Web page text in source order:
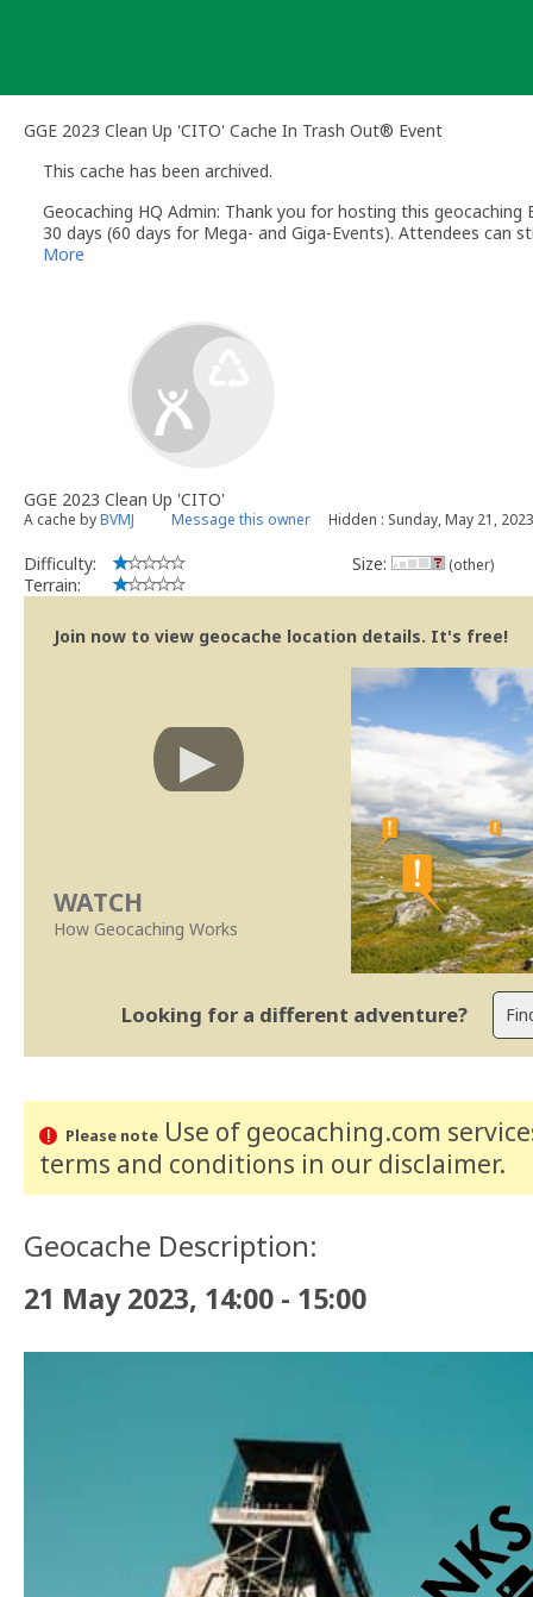
GGE 2023 Clean Up 'CITO' Cache In Trash Out® Event
This cache has been archived.
Geocaching HQ Admin: Thank you for hosting this
30 days (60 days for Mega- and Giga-Events). Attendees can
More
GGE 2023 Clean Up 'CITO'
A cache byBVMJ Message this owner Hidden : Sunday, May 21, 2023
Difficulty:
Terrain:
Size: (other)
Join now to view geocache location details. It's free!
WATCH
How Geocaching Works
Looking for a different adventure?
Please noteUse of geocaching.com
terms and conditions in our disclaimer.
Geocache Description:
21 May 2023, 14:00 - 15:00